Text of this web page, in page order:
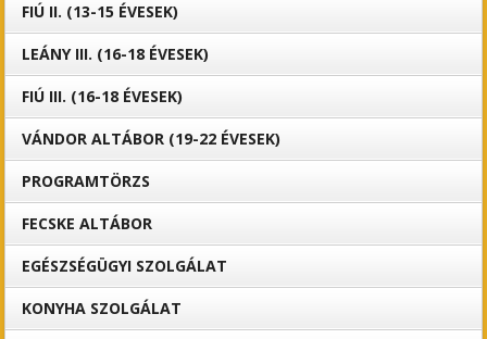
FIÚ II. (13-15 ÉVESEK)
LEÁNY III. (16-18 ÉVESEK)
FIÚ III. (16-18 ÉVESEK)
VÁNDOR ALTÁBOR (19-22 ÉVESEK)
PROGRAMTÖRZS
FECSKE ALTÁBOR
EGÉSZSÉGÜGYI SZOLGÁLAT
KONYHA SZOLGÁLAT